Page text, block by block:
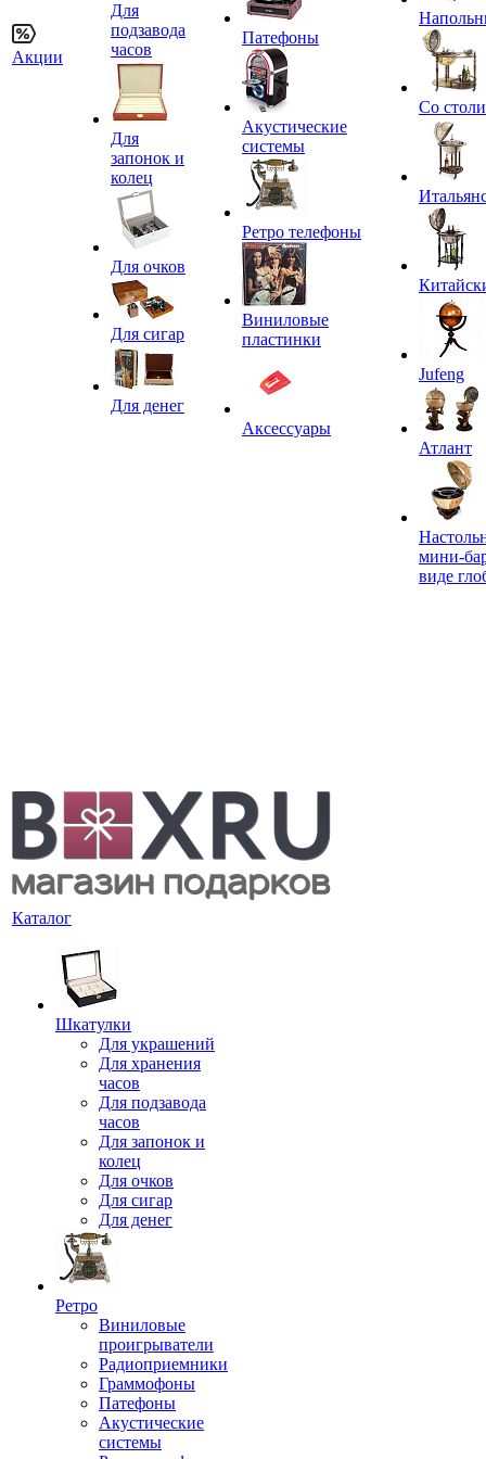
Акции
Для
подзавода
часов
Для
запонок и
колец
Для очков
Для сигар
Для денег
Патефоны
Акустические
системы
Ретро телефоны
Виниловые
пластинки
Аксессуары
Со
Jufeng
Атлант
мини-
виде
Каталог
Шкатулки
Для украшений
Для хранения
часов
Для подзавода
часов
Для запонок и
колец
Для очков
Для сигар
Для денег
Ретро
Виниловые
проигрыватели
Радиоприемники
Граммофоны
Патефоны
Акустические
системы